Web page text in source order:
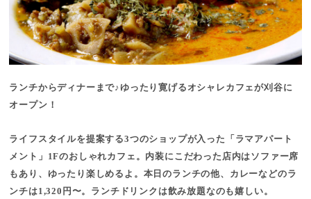
ランチからディナーまで♪ゆったり寛げるオシャレカフェが刈谷に
オープン！
ライフスタイルを提案する3つのショップが入った「ラマアパート
メント」1Fのおしゃれカフェ。内装にこだわった店内はソファー席
もあり、ゆったり楽しめるよ。本日のランチの他、カレーなどのラ
ンチは1,320円〜。ランチドリンクは飲み放題なのも嬉しい。